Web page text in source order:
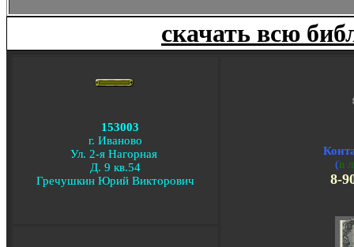
скачать всю
153003
г. Иваново
Ул. 2-я Нагорная
Д. 9 кв.54
Гречушкин Юрий Викторович
(в
8-